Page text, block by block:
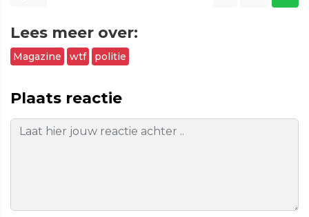
Lees meer over:
Magazine wtf politie
Plaats reactie